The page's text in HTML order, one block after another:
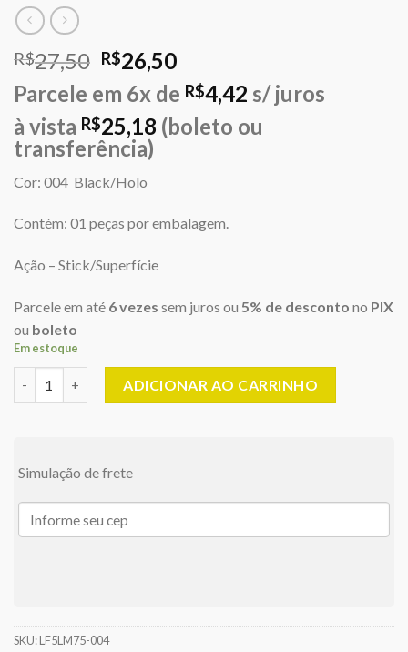
R$27,50 O
preço
original
era:
R$27,50.
R$26,50O
preço
atual
é:
Parcele em 6x de R$4,42 s/ juros
à vista R$25,18 (boleto ou
transferência)
Cor: 004 Black/Holo
Contém: 01 peças por embalagem.
Ação – Stick/Superfície
Parcele em até 6 vezes sem juros ou 5% de desconto no PIX
ou boleto
Em estoque
ADICIONAR AO CARRINHO
Simulação de frete
SKU:LF5LM75-004